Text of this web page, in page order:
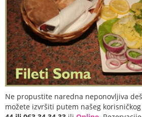
Ne propustite naredna neponovljiva
možete izvršiti putem našeg korisničkog